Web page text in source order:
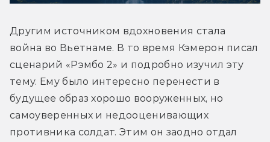
Другим источником вдохновения стала
война во Вьетнаме. В то время Кэмерон писал
сценарий «Рэмбо 2» и подробно изучил эту
тему. Ему было интересно перенести в
будущее образ хорошо вооруженных, но
самоуверенных и недооценивающих
противника солдат. Этим он заодно отдал